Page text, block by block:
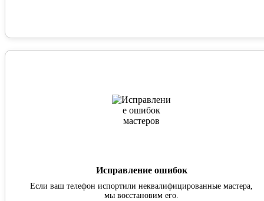
Исправление ошибок
Если ваш телефон испортили неквалифицированные мастера,
мы восстановим его.